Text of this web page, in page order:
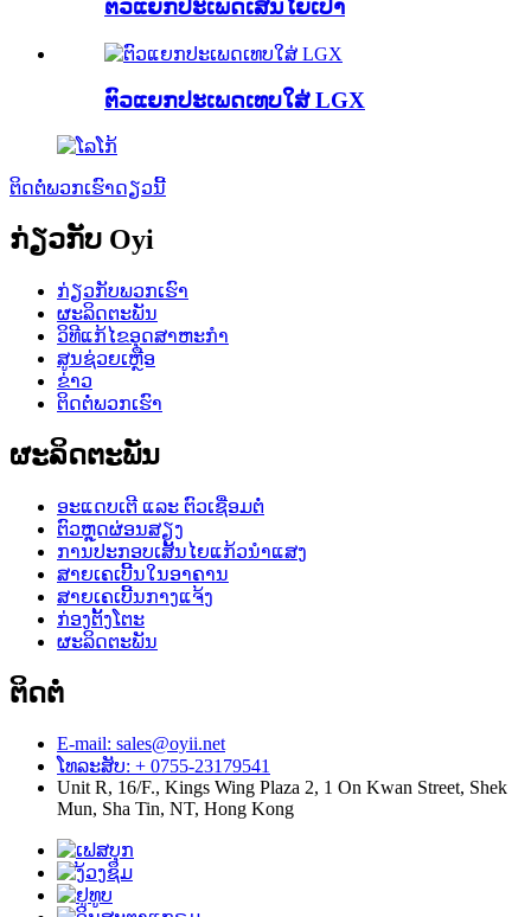
ຕົວແຍກປະເພດເສັ້ນໄຍເປົ່າ
ຕົວແຍກປະເພດເທບໃສ່ LGX
ຕິດຕໍ່ພວກເຮົາດຽວນີ້
ກ່ຽວກັບ Oyi
ກ່ຽວກັບພວກເຮົາ
ຜະລິດຕະພັນ
ວິທີແກ້ໄຂອຸດສາຫະກໍາ
ສູນຊ່ວຍເຫຼືອ
ຂ່າວ
ຕິດຕໍ່ພວກເຮົາ
ຜະລິດຕະພັນ
ອະແດບເຕີ ແລະ ຕົວເຊື່ອມຕໍ່
ຕົວຫຼຸດຜ່ອນສຽງ
ການປະກອບເສັ້ນໄຍແກ້ວນຳແສງ
ສາຍເຄເບີ້ນໃນອາຄານ
ສາຍເຄເບີ້ນກາງແຈ້ງ
ກ່ອງຕັ້ງໂຕະ
ຜະລິດຕະພັນ
ຕິດຕໍ່
E-mail: sales@oyii.net
ໂທລະສັບ: + 0755-23179541
Unit R, 16/F., Kings Wing Plaza 2, 1 On Kwan Street, Shek
Mun, Sha Tin, NT, Hong Kong